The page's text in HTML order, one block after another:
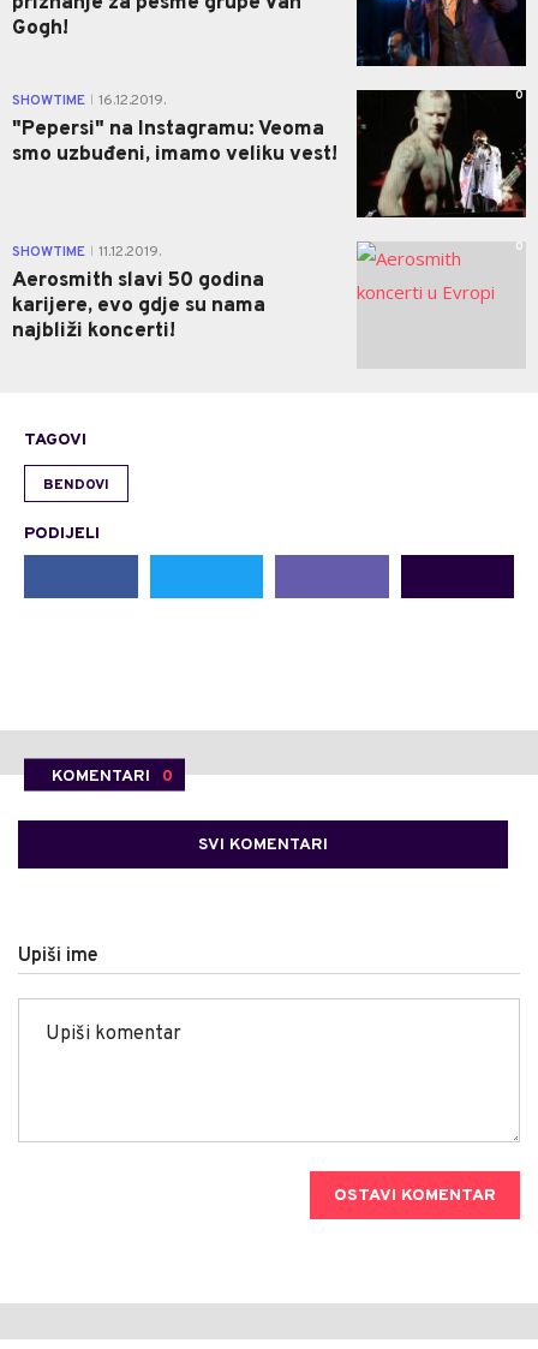
Gogh!
SHOWTIME 16.12.2019.
"Pepersi" na Instagramu: Veoma
smo uzbuđeni, imamo veliku vest!
0
SHOWTIME 11.12.2019.
Aerosmith slavi 50 godina
karijere, evo gdje su nama
najbliži koncerti!
0
TAGOVI
BENDOVI
PODIJELI
KOMENTARI 0
SVI KOMENTARI
Upiši ime
OSTAVI KOMENTAR